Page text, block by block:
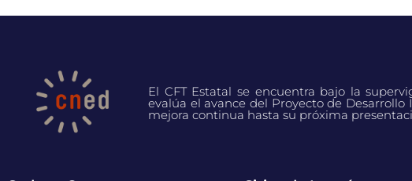
El CFT Estatal se encuentra bajo la
evalúa el avance del Proyecto de
mejora continua hasta su próxima